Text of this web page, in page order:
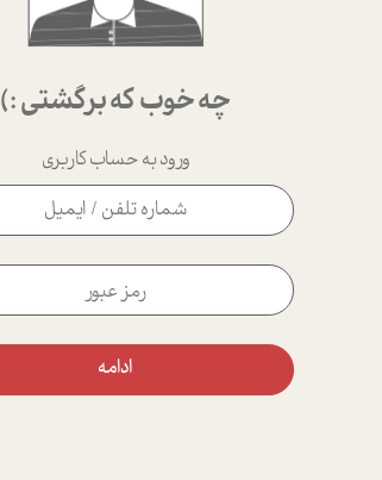
چه خوب که برگشتی :)
ورود به حساب کاربری
ادامه